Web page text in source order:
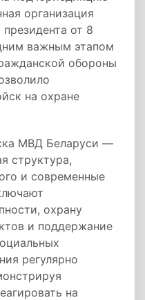
организация
от 8
важным этапом
обороны
на охране
МВД Беларуси —
структура,
и современные
охрану
и поддержание
регулярно
на